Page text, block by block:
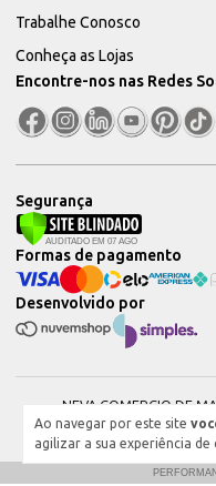
Ao navegar por este site
agilizar a sua experiência de
Trabalhe Conosco
Conheça as Lojas
Encontre-nos nas Redes
Segurança
Desenvolvido por
Formas de pagamento
NEVA COMERCIO DE
51604544000101 ©